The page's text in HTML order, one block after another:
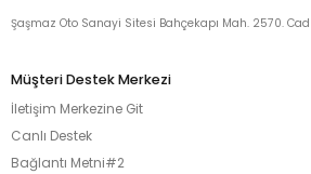
Şaşmaz Oto Sanayi Sitesi Bahçekapı Mah. 2570.
Müşteri Destek Merkezi
İletişim Merkezine Git
Canlı Destek
Bağlantı Metni#2